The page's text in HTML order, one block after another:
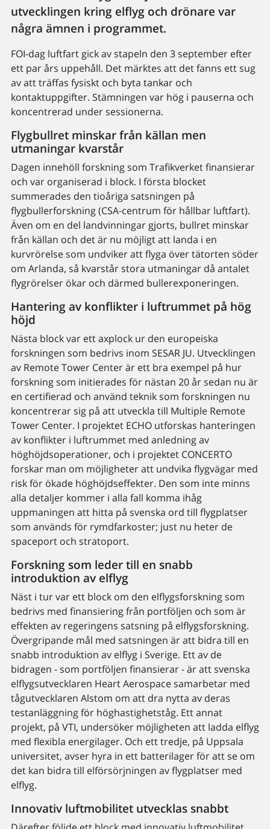
utvecklingen kring elflyg och drönare var
några ämnen i programmet.
FOI-dag luftfart gick av stapeln den 3 september efter
ett par års uppehåll. Det märktes att det fanns ett sug
av att träffas fysiskt och byta tankar och
kontaktuppgifter. Stämningen var hög i pauserna och
koncentrerad under sessionerna.
Flygbullret minskar från källan men
utmaningar kvarstår
Dagen innehöll forskning som Trafikverket finansierar
och var organiserad i block. I första blocket
summerades den tioåriga satsningen på
flygbullerforskning (CSA-centrum för hållbar luftfart).
Även om en del landvinningar gjorts, bullret minskar
från källan och det är nu möjligt att landa i en
kurvrörelse som undviker att flyga över tätorten söder
om Arlanda, så kvarstår stora utmaningar då antalet
flygrörelser ökar och därmed bullerexponeringen.
Hantering av konflikter i luftrummet på hög
höjd
Nästa block var ett axplock ur den europeiska
forskningen som bedrivs inom SESAR JU. Utvecklingen
av Remote Tower Center är ett bra exempel på hur
forskning som initierades för nästan 20 år sedan nu är
en certifierad och använd teknik som forskningen nu
koncentrerar sig på att utveckla till Multiple Remote
Tower Center. I projektet ECHO utforskas hanteringen
av konflikter i luftrummet med anledning av
höghöjdsoperationer, och i projektet CONCERTO
forskar man om möjligheter att undvika flygvägar med
risk för ökade höghöjdseffekter. Den som inte minns
alla detaljer kommer i alla fall komma ihåg
uppmaningen att hitta på svenska ord till flygplatser
som används för rymdfarkoster; just nu heter de
spaceport och stratoport.
Forskning som leder till en snabb
introduktion av elflyg
Näst i tur var ett block om den elflygsforskning som
bedrivs med finansiering från portföljen och som är
effekten av regeringens satsning på elflygsforskning.
Övergripande mål med satsningen är att bidra till en
snabb introduktion av elflyg i Sverige. Ett av de
bidragen - som portföljen finansierar - är att svenska
elflygsutvecklaren Heart Aerospace samarbetar med
tågutvecklaren Alstom om att dra nytta av deras
testanläggning för höghastighetståg. Ett annat
projekt, på VTI, undersöker möjligheten att ladda elflyg
med flexibla energilager. Och ett tredje, på Uppsala
universitet, avser hyra in ett batterilager för att se om
det kan bidra till elförsörjningen av flygplatser med
elflyg.
Innovativ luftmobilitet utvecklas snabbt